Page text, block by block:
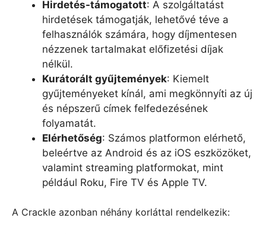
Hirdetés-támogatott: A szolgáltatást
hirdetések támogatják, lehetővé téve a
felhasználók számára, hogy díjmentesen
nézzenek tartalmakat előfizetési díjak
nélkül.
Kurátorált gyűjtemények: Kiemelt
gyűjteményeket kínál, ami megkönnyíti az új
és népszerű címek felfedezésének
folyamatát.
Elérhetőség: Számos platformon elérhető,
beleértve az Android és az iOS eszközöket,
valamint streaming platformokat, mint
például Roku, Fire TV és Apple TV.
A Crackle azonban néhány korláttal rendelkezik: